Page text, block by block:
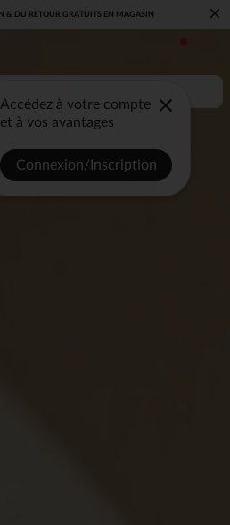
×
Accédez à votre compte
et à vos avantages
Connexion/Inscription